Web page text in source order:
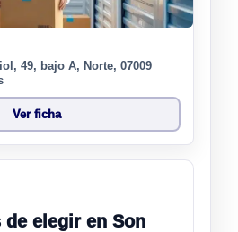
49, bajo A, Norte, 07009
Ver ficha
de elegir en Son